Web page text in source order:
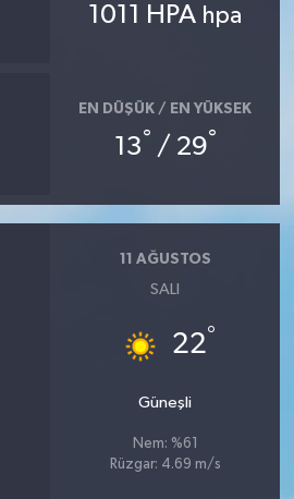
1011 HPA hpa
EN DÜŞÜK / EN YÜKSEK
13° / 29°
11 AĞUSTOS
SALI
22°
Güneşli
Nem: %61
Rüzgar: 4.69 m/s